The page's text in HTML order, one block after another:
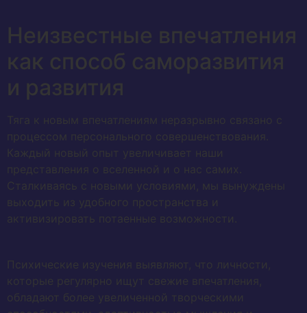
Неизвестные впечатления
как способ саморазвития
и развития
Тяга к новым впечатлениям неразрывно связано с
процессом персонального совершенствования.
Каждый новый опыт увеличивает наши
представления о вселенной и о нас самих.
Сталкиваясь с новыми условиями, мы вынуждены
выходить из удобного пространства и
активизировать потаенные возможности.
Психические изучения выявляют, что личности,
которые регулярно ищут свежие впечатления,
обладают более увеличенной творческими